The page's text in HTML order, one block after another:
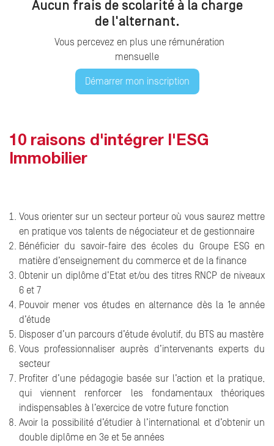
Aucun frais de scolarité à la charge
de l'alternant.
Vous percevez en plus une rémunération
mensuelle
Démarrer mon inscription
10 raisons d'intégrer l'ESG
Immobilier
Vous orienter sur un secteur porteur où vous saurez mettre
en pratique vos talents de négociateur et de gestionnaire
Bénéficier du savoir-faire des écoles du Groupe ESG en
matière d’enseignement du commerce et de la finance
Obtenir un diplôme d’Etat et/ou des titres RNCP de niveaux
6 et 7
Pouvoir mener vos études en alternance dès la 1e année
d’étude
Disposer d’un parcours d’étude évolutif, du BTS au mastère
Vous professionnaliser auprès d’intervenants experts du
secteur
Profiter d’une pédagogie basée sur l’action et la pratique,
qui viennent renforcer les fondamentaux théoriques
indispensables à l’exercice de votre future fonction
Avoir la possibilité d’étudier à l’international et d’obtenir un
double diplôme en 3e et 5e années